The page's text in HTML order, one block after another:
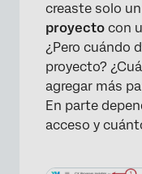
creaste solo
proyecto con
¿Pero cuándo
proyecto?
agregar más
En parte
acceso y